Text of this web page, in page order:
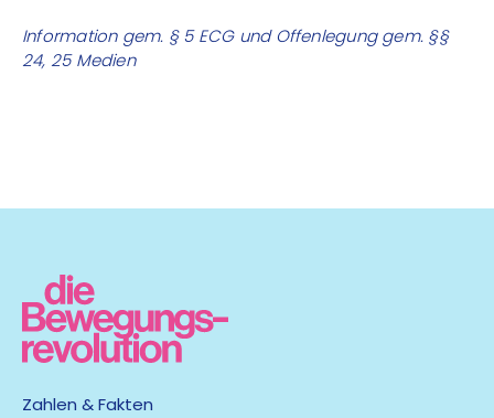
Information gem. § 5 ECG und Offenlegung gem. §§
24, 25 Medien
Zahlen & Fakten